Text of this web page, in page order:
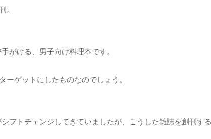
。
がける、男子向け料理本です。
ーゲットにしたものなのでしょう。
フトチェンジしてきていましたが、こうした雑誌を創刊する